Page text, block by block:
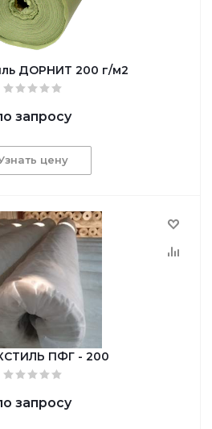
ДОРНИТ 200 г/м2
запросу
цену
ПФГ - 200
запросу